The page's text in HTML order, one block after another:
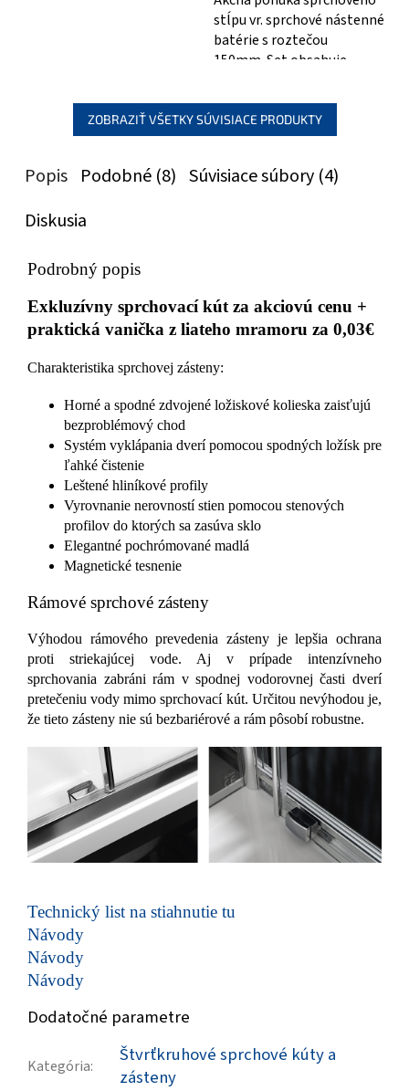
stĺpu vr. sprchové nástenné
batérie s roztečou
150mm. Set obsahuje
guľatou...
ZOBRAZIŤ VŠETKY SÚVISIACE PRODUKTY
Popis Podobné (8) Súvisiace súbory (4)
Diskusia
Podrobný popis
Exkluzívny sprchovací kút za akciovú cenu +
praktická vanička z liateho mramoru za 0,03€
Charakteristika sprchovej zásteny:
Horné a spodné zdvojené ložiskové kolieska zaisťujú
bezproblémový chod
Systém vyklápania dverí pomocou spodných ložísk pre
ľahké čistenie
Leštené hliníkové profily
Vyrovnanie nerovností stien pomocou stenových
profilov do ktorých sa zasúva sklo
Elegantné pochrómované madlá
Magnetické tesnenie
Rámové sprchové zásteny
Výhodou rámového prevedenia zásteny je lepšia ochrana
proti striekajúcej vode. Aj v prípade intenzívneho
sprchovania zabráni rám v spodnej vodorovnej časti dverí
pretečeniu vody mimo sprchovací kút. Určitou nevýhodou je,
že tieto zásteny nie sú bezbariérové a rám pôsobí robustne.
Technický list na stiahnutie tu
Návody
Návody
Návody
Dodatočné parametre
Kategória:
Štvrťkruhové sprchové kúty a
zásteny